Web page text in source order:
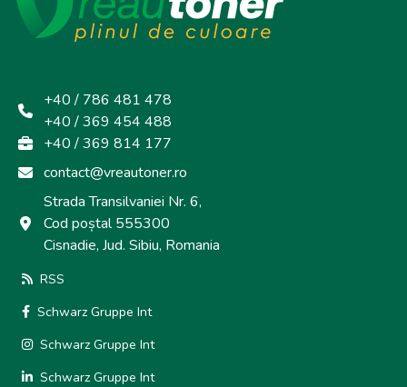
+40 / 786 481 478
+40 / 369 454 488
+40 / 369 814 177
contact@vreautoner.ro
Strada Transilvaniei Nr. 6,
Cod poștal 555300
Cisnadie, Jud. Sibiu, Romania
RSS
Schwarz Gruppe Int
Schwarz Gruppe Int
Schwarz Gruppe Int